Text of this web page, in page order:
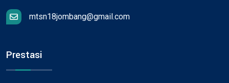
mtsn18jombang@gmail.com
Prestasi